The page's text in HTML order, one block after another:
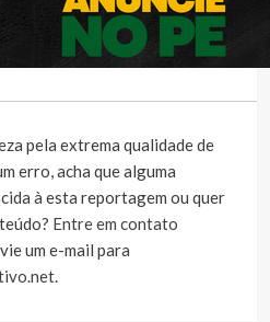
pela extrema qualidade de
erro, acha que alguma
à esta reportagem ou quer
Entre em contato
um e-mail para
.